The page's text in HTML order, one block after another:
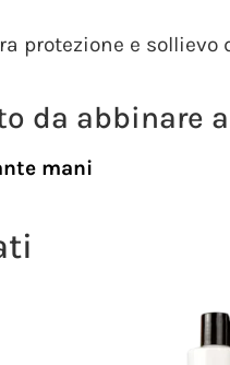
protezione e sollievo
da abbinare
mani